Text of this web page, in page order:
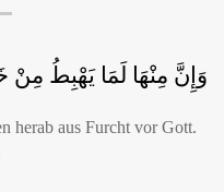
وَإِنَّ مِنْهَا لَمَا يَهْبِطُ مِنْ
herab aus Furcht vor Gott.